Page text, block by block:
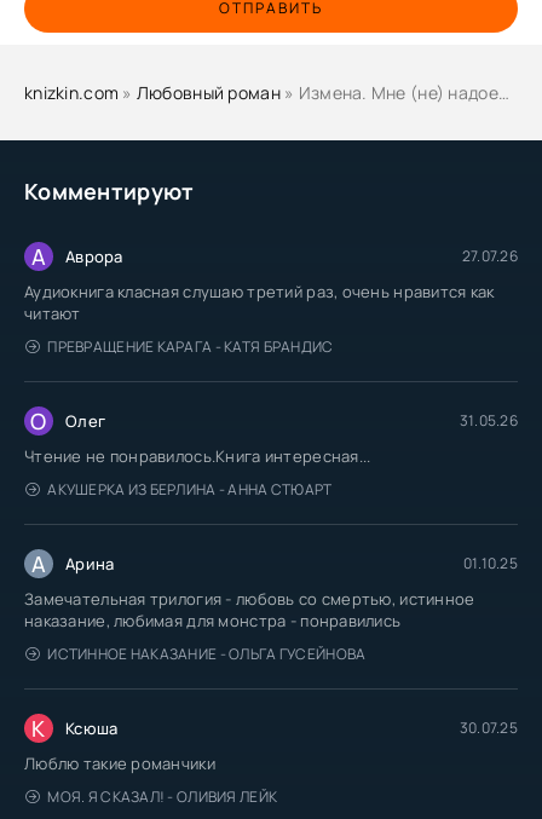
Комментируют
А Аврора 27.07.26
Аудиокнига класная слушаю третий раз, очень нравится как
читают
ПРЕВРАЩЕНИЕ КАРАГА - КАТЯ БРАНДИС
О Олег 31.05.26
Чтение не понравилось.Книга интересная...
АКУШЕРКА ИЗ БЕРЛИНА - АННА СТЮАРТ
А Арина 01.10.25
Замечательная трилогия - любовь со смертью, истинное
наказание, любимая для монстра - понравились
ИСТИННОЕ НАКАЗАНИЕ - ОЛЬГА ГУСЕЙНОВА
К Ксюша 30.07.25
Люблю такие романчики
МОЯ. Я СКАЗАЛ! - ОЛИВИЯ ЛЕЙК
ОТПРАВИТЬ
knizkin.com » Любовный роман» Измена. Мне (не) надоело быть гордой! - Алиса Линней